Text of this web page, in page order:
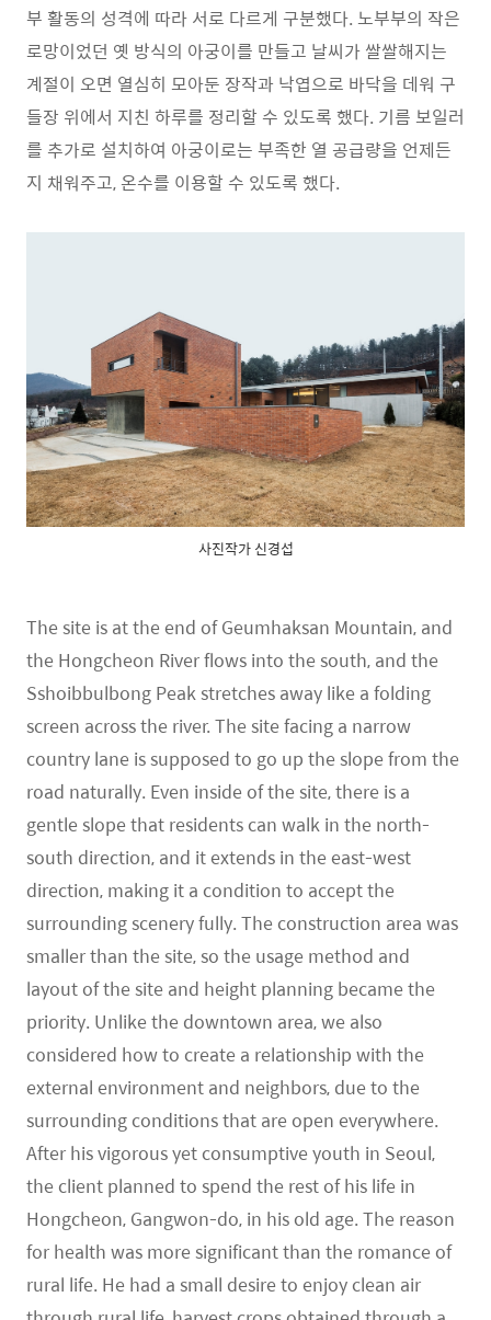
부 활동의 성격에 따라 서로 다르게 구분했다. 노부부의 작은
로망이었던 옛 방식의 아궁이를 만들고 날씨가 쌀쌀해지는
계절이 오면 열심히 모아둔 장작과 낙엽으로 바닥을 데워 구
들장 위에서 지친 하루를 정리할 수 있도록 했다. 기름 보일러
를 추가로 설치하여 아궁이로는 부족한 열 공급량을 언제든
지 채워주고, 온수를 이용할 수 있도록 했다.
사진작가 신경섭
The site is at the end of Geumhaksan Mountain, and
the Hongcheon River flows into the south, and the
Sshoibbulbong Peak stretches away like a folding
screen across the river. The site facing a narrow
country lane is supposed to go up the slope from the
road naturally. Even inside of the site, there is a
gentle slope that residents can walk in the north-
south direction, and it extends in the east-west
direction, making it a condition to accept the
surrounding scenery fully. The construction area was
smaller than the site, so the usage method and
layout of the site and height planning became the
priority. Unlike the downtown area, we also
considered how to create a relationship with the
external environment and neighbors, due to the
surrounding conditions that are open everywhere.
After his vigorous yet consumptive youth in Seoul,
the client planned to spend the rest of his life in
Hongcheon, Gangwon-do, in his old age. The reason
for health was more significant than the romance of
rural life. He had a small desire to enjoy clean air